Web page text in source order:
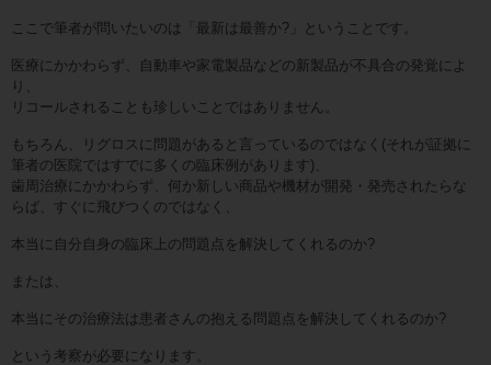
ここで筆者が問いたいのは「最新は最善か?」ということです。
医療にかかわらず、自動車や家電製品などの新製品が不具合の発覚によ
り、
リコールされることも珍しいことではありません。
もちろん、リグロスに問題があると言っているのではなく(それが証拠に
筆者の医院ではすでに多くの臨床例があります)、
歯周治療にかかわらず、何か新しい商品や機材が開発・発売されたらな
らば、すぐに飛びつくのではなく、
本当に自分自身の臨床上の問題点を解決してくれるのか?
または、
本当にその治療法は患者さんの抱える問題点を解決してくれるのか?
という考察が必要になります。